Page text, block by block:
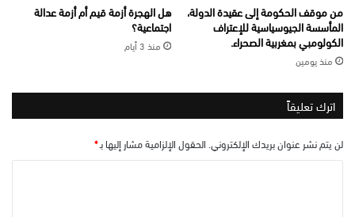
من موقف الحكومة إلى عقيدة الدولة،
المأسسة الجيوسياسية للإعتراف
الكولومبي بمغربية الصحراء.
منذ يومين
هل الهجرة أزمة قيم أم أزمة عدالة
اجتماعية؟
منذ 3 أيام
اترك تعليقاً
لن يتم نشر عنوان بريدك الإلكتروني. الحقول الإلزامية مشار إليها بـ*